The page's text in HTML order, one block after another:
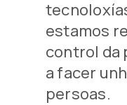
estamos
control da
a facer
persoas.